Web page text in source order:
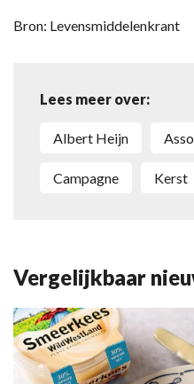
Bron: Levensmiddelenkrant
Lees meer over:
Albert Heijn
campagne kerst
Vergelijkbaar